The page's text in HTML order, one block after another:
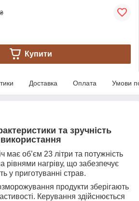
Купити
Доставка Оплата Умови
та зручність
використання
має об’єм 23 літри та потужність
рівнями нагріву, що забезпечує
у приготуванні страв.
продукти зберігають
Керування здійснюється